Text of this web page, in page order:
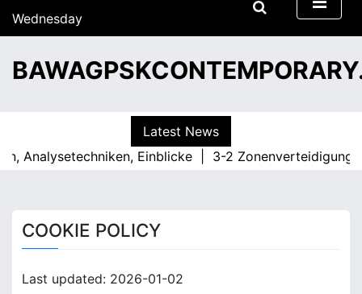
Wednesday
15/07/2026
13:37
Latest News
Analysetechniken, Einblicke |
3-2 Zonenverteidigung:
COOKIE POLICY
Last updated: 2026-01-02